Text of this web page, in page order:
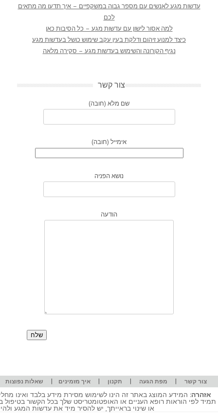
עדשות מגע לאנשים עם מספר גבוה במשקפיים – איך תדעו מה מתאים
לכם
למה אסור לישון עם עדשות מגע – כל הסיבות כאן
כיצד למנוע זיהום ודלקת בעין עקב שימוש כושל בעדשות מגע
נגיף הקורונה והשימוש בעדשות מגע – סקירה מלאה
צור קשר
שם מלא (חובה)
אימייל (חובה)
נושא הפניה
הודעה
צור קשר | מפת הגעה | תקנון |איך מזמינים | שאלות נפוצות
אזהרה: המידע המוצג באתר זה הינו לשימוש מסירת מידע בלבד ואינו
תמיד לפי הוראות רופא העניים או האופטומטריסט שלך בכל הקשור
או שינוי בראייתך, יש להסיר מיד את עדשות המגע